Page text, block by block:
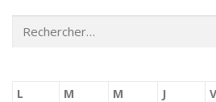
L M M J V